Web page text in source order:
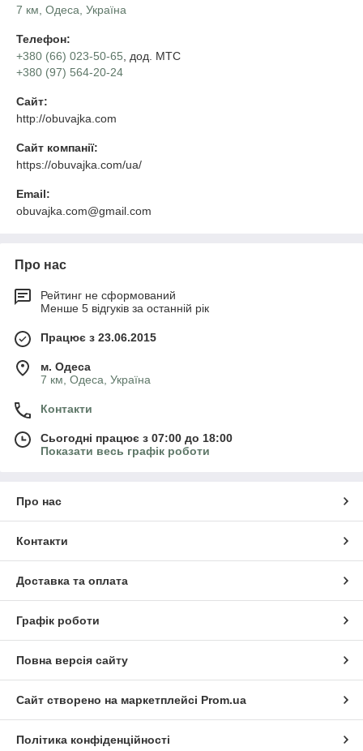
7 км, Одеса, Україна
Телефон:
+380 (66) 023-50-65 , дод. МТС
+380 (97) 564-20-24
Сайт:
http://obuvajka.com
Сайт компанії:
https://obuvajka.com/ua/
Email:
obuvajka.com@gmail.com
Про нас
Рейтинг не сформований
Менше 5 відгуків за останній рік
Працює з 23.06.2015
м. Одеса
7 км, Одеса, Україна
Контакти
Сьогодні працює з 07:00 до 18:00
Показати весь графік роботи
Про нас
Контакти
Доставка та оплата
Графік роботи
Повна версія сайту
Сайт створено на маркетплейсі Prom.ua
Політика конфіденційності